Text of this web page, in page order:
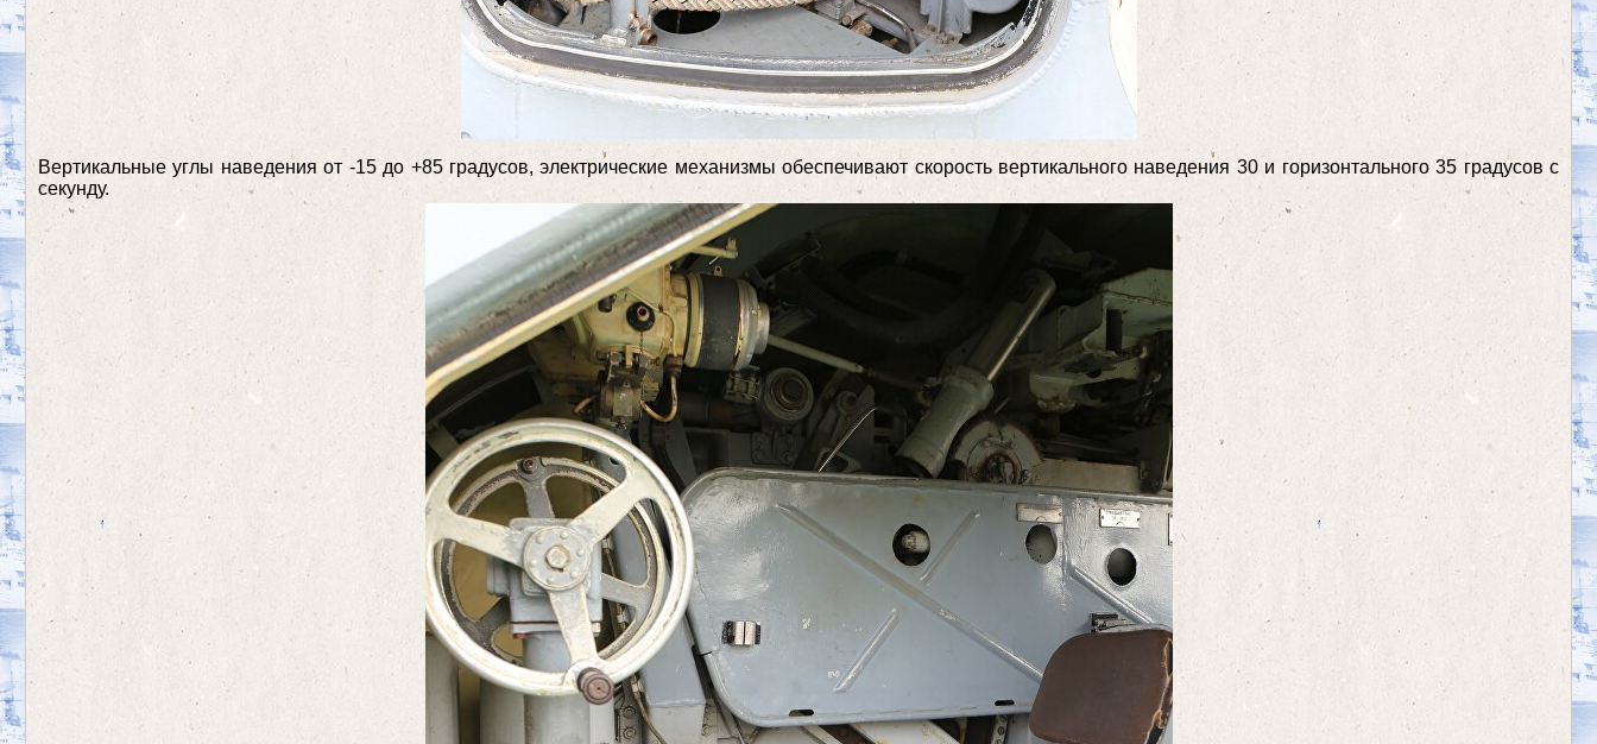
Вертикальные углы наведения от -15 до +85 градусов, электрические механизмы обеспечивают скорость вертикального наведения 30 и горизонтального 35 градусов с
секунду.